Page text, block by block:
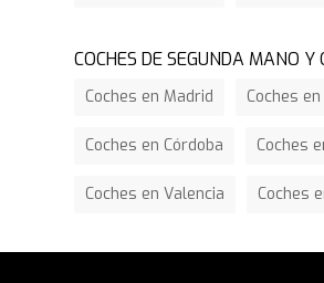
COCHES DE SEGUNDA MANO Y
Coches en Madrid Coches
Coches en Córdoba Coches
Coches en Valencia Coches